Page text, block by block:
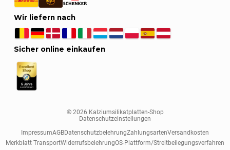
Wir liefern nach
Sicher online einkaufen
© 2026 Kalziumsilikatplatten-Shop
Datenschutzeinstellungen
ImpressumAGBDatenschutzbelehrungZahlungsartenVersandkosten
Merkblatt TransportWiderrufsbelehrungOS-Plattform/Streitbeilegungsverfahren